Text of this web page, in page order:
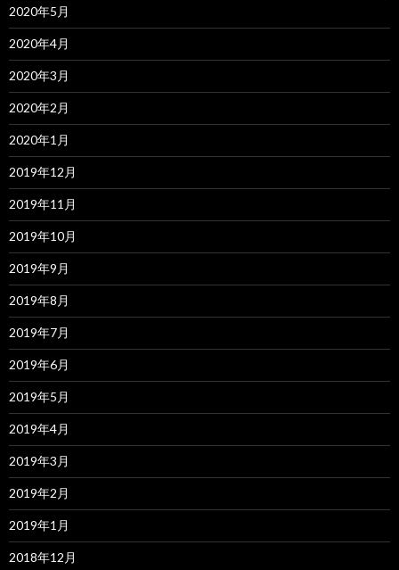
2020年5月
2020年4月
2020年3月
2020年2月
2020年1月
2019年12月
2019年11月
2019年10月
2019年9月
2019年8月
2019年7月
2019年6月
2019年5月
2019年4月
2019年3月
2019年2月
2019年1月
2018年12月